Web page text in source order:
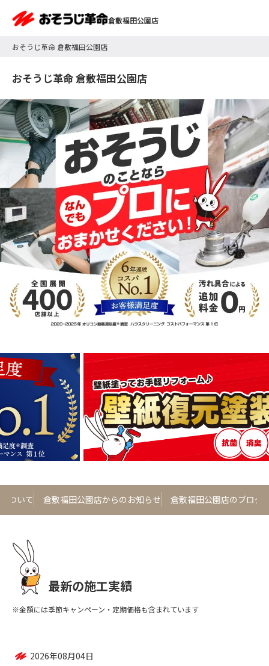
倉敷福田公園店
おそうじ革命 倉敷福田公園店
おそうじ革命 倉敷福田公園店
ついて 倉敷福田公園店からのお知らせ 倉敷福田公園店のブログ
最新の施工実績
※金額には季節キャンペーン・定期価格も含まれています
2026年08月06日